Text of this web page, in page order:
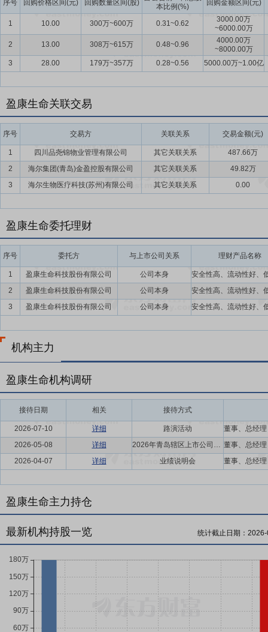
序号 回购价格区间(元) 回购数量区间(股)
本比例(%)
回购金额区间(元)
1 10.00 300万~600万 0.31~0.62
3000.00万
~6000.00万
2
13.00 308万~615万 0.48~0.96
4000.00万
~8000.00万
3
28.00 179万~357万 0.28~0.56 5000.00万~1.00亿
盈康生命关联交易
序号 交易方 关联关系 交易金额(元)
1 四川品尧锦物业管理有限公司 其它关联关系
487.66万
2
海尔集团(青岛)金盈控股有限公司 其它关联关系
49.82万
3
海尔生物医疗科技(苏州)有限公司 其它关联关系 0.00
盈康生命委托理财
序号 委托方 与上市公司关系 理财产品名称
1 盈康生命科技股份有限公司
公司本身
2
盈康生命科技股份有限公司
公司本身
3
盈康生命科技股份有限公司 公司本身
机构主力
盈康生命机构调研
接待日期 相关 接待方式
2026-07-10 详细
路演活动
2026-05-08
详细
2026年青岛辖区上市公司投资者网上集体接待日活动
2026-04-07
详细 业绩说明会
盈康生命主力持仓
最新机构持股一览 统计截止日期：